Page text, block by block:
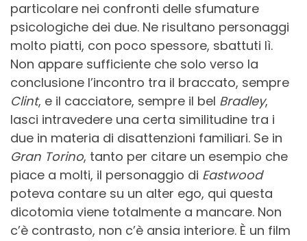
particolare nei confronti delle sfumature
psicologiche dei due. Ne risultano personaggi
molto piatti, con poco spessore, sbattuti lì.
Non appare sufficiente che solo verso la
conclusione l’incontro tra il braccato, sempre
Clint, e il cacciatore, sempre il bel Bradley,
lasci intravedere una certa similitudine tra i
due in materia di disattenzioni familiari. Se in
Gran Torino, tanto per citare un esempio che
piace a molti, il personaggio di Eastwood
poteva contare su un alter ego, qui questa
dicotomia viene totalmente a mancare. Non
c’è contrasto, non c’è ansia interiore. È un film